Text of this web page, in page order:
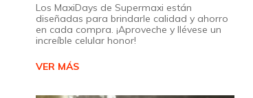
Los MaxiDays de Supermaxi están
diseñadas para brindarle calidad y ahorro
en cada compra. ¡Aproveche y llévese un
increíble celular honor!
VER MÁS